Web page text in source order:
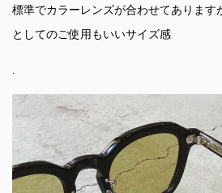
標準でカラーレンズが合わせてあります
としてのご使用もいいサイズ感
.